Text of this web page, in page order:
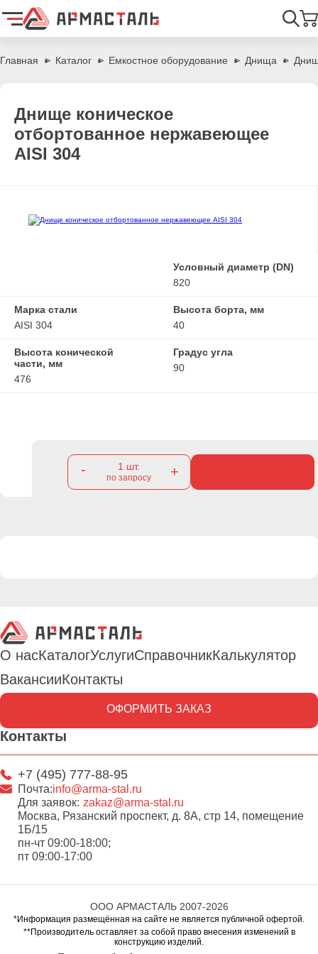
Главная
Каталог Емкостное оборудование Днища
Днище коническое
отбортованное нержавеющее
AISI 304
Условный диаметр (DN)
820
Марка стали
AISI 304
Высота борта, мм
40
Высота конической
части, мм
476
Градус угла
90
- 1 шт.
по запросу +
О насКаталогУслугиСправочникКалькулятор
ВакансииКонтакты
ОФОРМИТЬ ЗАКАЗ
Контакты
+7 (495) 777-88-95
Почта:info@arma-stal.ru
Для заявок: zakaz@arma-stal.ru
Москва, Рязанский проспект, д. 8А, стр 14, помещение
1Б/15
пн-чт 09:00-18:00;
пт 09:00-17:00
ООО АРМАСТАЛЬ 2007-2026
*Информация размещённая на сайте не является публичной офертой.
**Производитель оставляет за собой право внесения изменений в
конструкцию изделий.